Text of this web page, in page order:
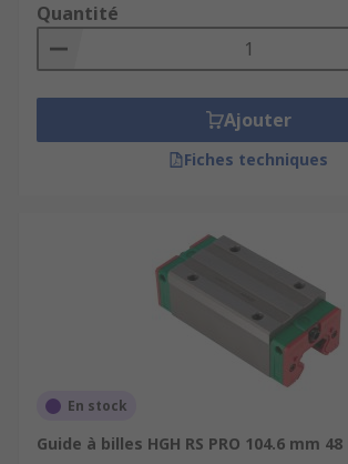
Quantité
Ajouter
Fiches techniques
En stock
Guide à billes HGH RS PRO 104.6 mm